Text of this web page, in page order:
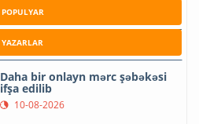
POPULYAR
YAZARLAR
Daha bir onlayn mərc şəbəkəsi
ifşa edilib
10-08-2026